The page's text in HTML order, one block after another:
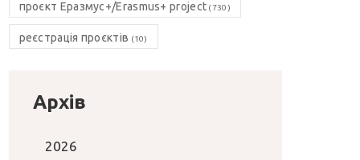
проєкт Еразмус+/Erasmus+ project (730)
реєстрація проєктів (10)
Архів
2026